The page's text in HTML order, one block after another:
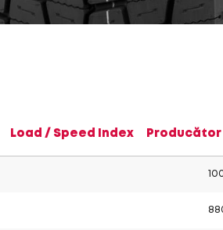
Load / Speed Index Producător